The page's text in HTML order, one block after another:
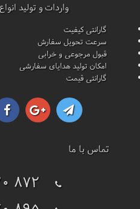
واردات و تولید
گارانتی کیفیت
سرعت تحویل سفارش
قبول مرجوعی و خرابی
امکان تولید هدایای سفارشی
گارانتی قیمت
تماس با ما
872